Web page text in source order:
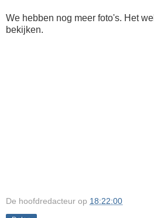
We hebben nog meer foto's. Het
bekijken.
De hoofdredacteur op 18:22:00